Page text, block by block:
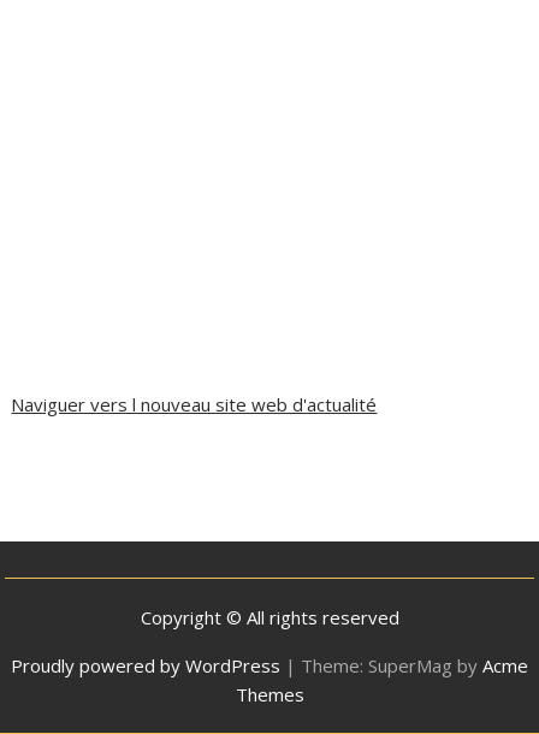
Naviguer vers l nouveau site web d'actualité
Copyright © All rights reserved
Proudly powered by WordPress | Theme: SuperMag by Acme
Themes